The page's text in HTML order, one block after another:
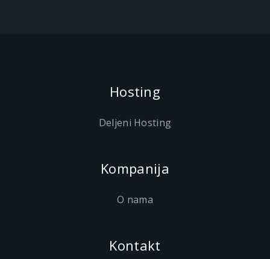
Hosting
Deljeni Hosting
Kompanija
O nama
Kontakt